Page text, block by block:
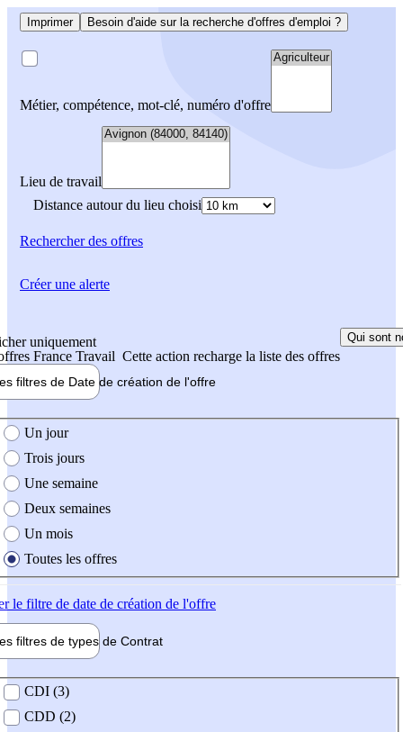
Imprimer Besoin d'aide sur la recherche d'offres d'emploi ?
Métier, compétence, mot-clé, numéro d'offre
Lieu de travail
Distance autour du lieu choisi
Rechercherdes offres
uniquement
France Travail Cette action recharge la liste des offres
Qui sont
filtres de Date de création de l'offre
création de l'offre
Un jour
Trois jours
Une semaine
Deux semaines
Un mois
Toutes les offres
le filtre de date de création de l'offre
filtres de types de Contrat
contrat
CDI (3)
CDD (2)
Créer une alerte